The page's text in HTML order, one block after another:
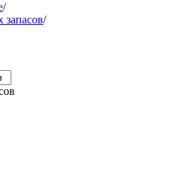
/
запасов/